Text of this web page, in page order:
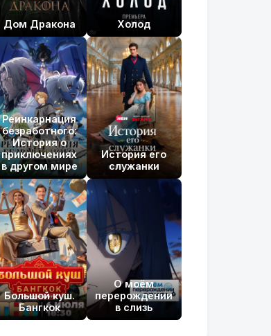
Дом Дракона Холод
Реинкарнация
безработного:
История о
приключениях
в другом мире
История его
служанки
Большой куш.
Бангкок
О моём
перерождении
в слизь